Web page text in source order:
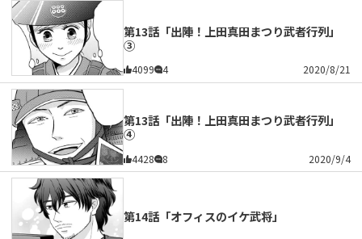
第13話「出陣！上田真田まつり武者行列」
③
4099 4 2020/8/21
第13話「出陣！上田真田まつり武者行列」
④
4428 8 2020/9/4
第14話「オフィスのイケ武将」